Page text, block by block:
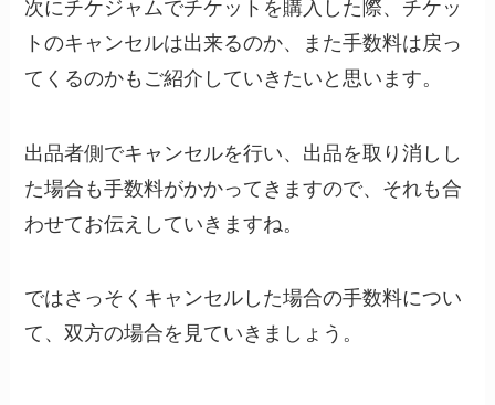
次にチケジャムでチケットを購入した際、チケッ
トのキャンセルは出来るのか、また手数料は戻っ
てくるのかもご紹介していきたいと思います。
出品者側でキャンセルを行い、出品を取り消しし
た場合も手数料がかかってきますので、それも合
わせてお伝えしていきますね。
ではさっそくキャンセルした場合の手数料につい
て、双方の場合を見ていきましょう。